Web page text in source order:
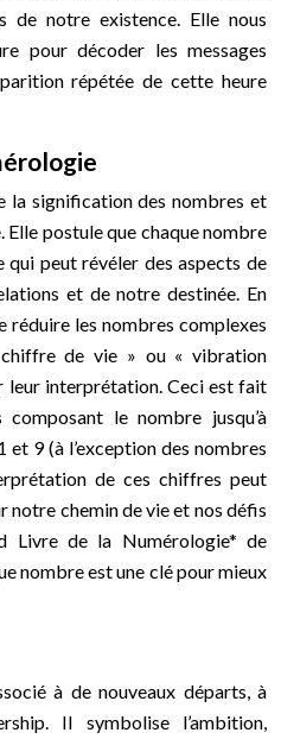
de notre existence. Elle nous
pour décoder les messages
répétée de cette heure
la signification des nombres et
postule que chaque nombre
qui peut révéler des aspects de
et de notre destinée. En
réduire les nombres complexes
de vie » ou « vibration
leur interprétation. Ceci est fait
le nombre jusqu’à
9 (à l’exception des nombres
de ces chiffres peut
chemin de vie et nos défis
Livre de la Numérologie* de
nombre est une clé pour mieux
à de nouveaux départs, à
Il symbolise l’ambition,